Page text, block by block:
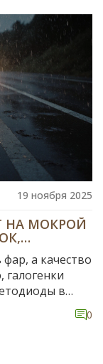
19 ноября 2025
НА МОКРОЙ
а качество
галогенки
в
0